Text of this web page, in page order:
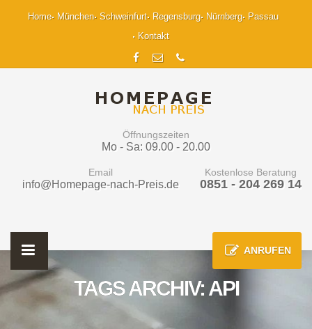
Home München Schweinfurt Regensburg Nürnberg
Passau
Kontakt
Öffnungszeiten
Mo - Sa: 09.00 - 20.00
Email
info@Homepage-nach-Preis.de
Kostenlose Beratung
0851 - 204 269 14
ANRUFEN
TAGS ARCHIV: API